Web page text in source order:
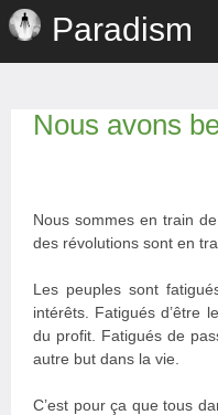
Paradism
Nous avons
Nous sommes en train
des révolutions sont en
Les peuples sont
intérêts. Fatigués d’être
du profit. Fatigués de
autre but dans la vie.
C’est pour ça que tous